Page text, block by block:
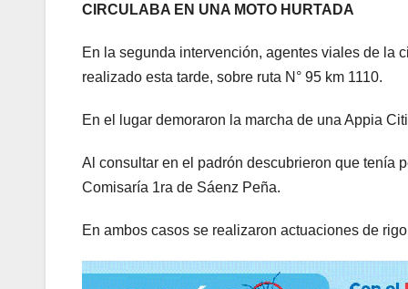
CIRCULABA EN UNA MOTO HURTADA
En la segunda intervención, agentes viales de la
realizado esta tarde, sobre ruta N° 95 km 1110.
En el lugar demoraron la marcha de una Appia
Al consultar en el padrón descubrieron que tenía
Comisaría 1ra de Sáenz Peña.
En ambos casos se realizaron actuaciones de